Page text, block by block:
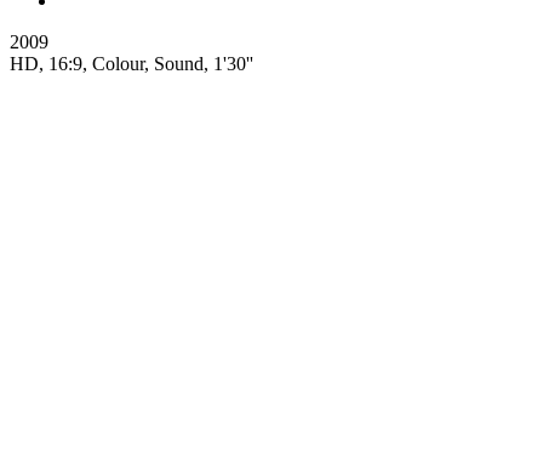
2009
HD, 16:9, Colour, Sound, 1'30''